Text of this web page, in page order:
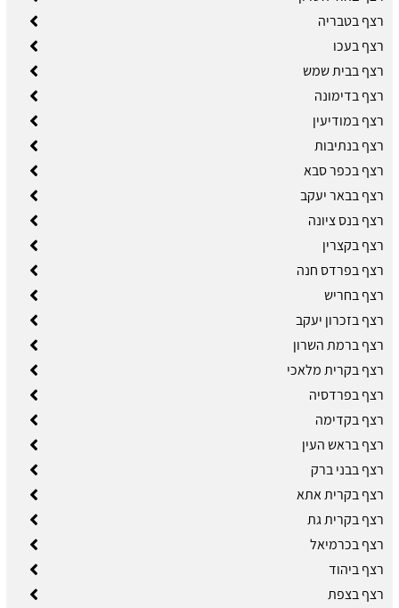
רצף בטבריה
רצף בעכו
רצף בבית שמש
רצף בדימונה
רצף במודיעין
רצף בנתיבות
רצף בכפר סבא
רצף בבאר יעקב
רצף בנס ציונה
רצף בקצרין
רצף בפרדס חנה
רצף בחריש
רצף בזכרון יעקב
רצף ברמת השרון
רצף בקרית מלאכי
רצף בפרדסיה
רצף בקדימה
רצף בראש העין
רצף בבני ברק
רצף בקרית אתא
רצף בקרית גת
רצף בכרמיאל
רצף ביהוד
רצף בצפת